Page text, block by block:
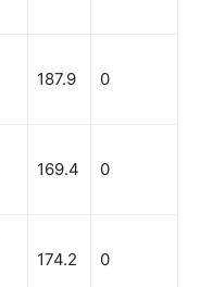
187.9 0
169.4 0
174.2 0